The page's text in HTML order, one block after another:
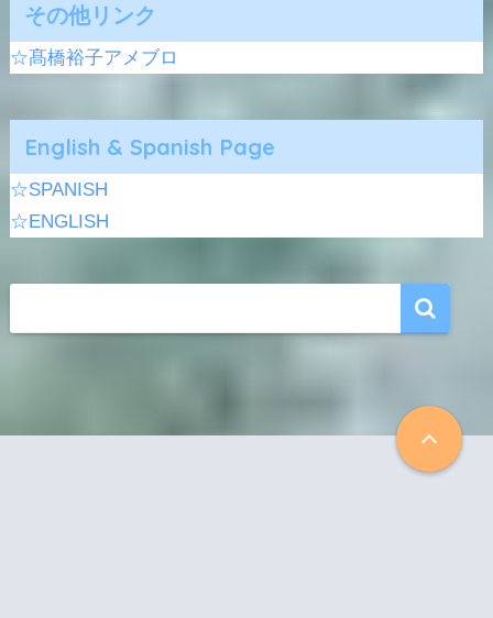
その他リンク
☆髙橋裕子アメブロ
English & Spanish Page
☆SPANISH
☆ENGLISH